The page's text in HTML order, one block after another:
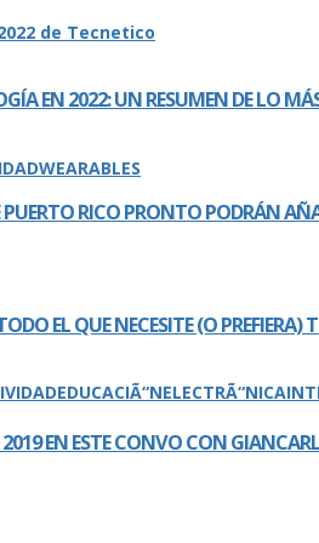
EN 2022: UN RESUMEN DE LO
WEARABLES
RICO PRONTO PODRÁN
EL QUE NECESITE (O
EDUCACIÃ“NELECTRÃ“NICA
EN ESTE CONVO CON